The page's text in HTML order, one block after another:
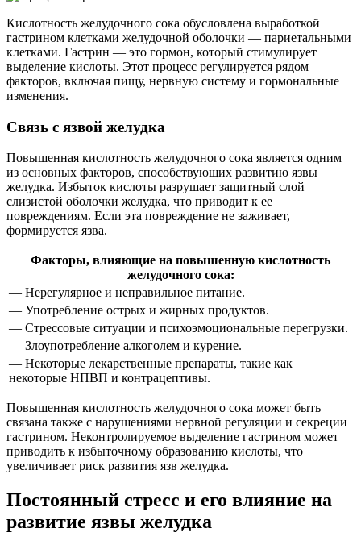
Кислотность желудочного сока обусловлена выработкой
гастрином клетками желудочной оболочки — париетальными
клетками. Гастрин — это гормон, который стимулирует
выделение кислоты. Этот процесс регулируется рядом
факторов, включая пищу, нервную систему и гормональные
изменения.
Связь с язвой желудка
Повышенная кислотность желудочного сока является одним
из основных факторов, способствующих развитию язвы
желудка. Избыток кислоты разрушает защитный слой
слизистой оболочки желудка, что приводит к ее
повреждениям. Если эта повреждение не заживает,
формируется язва.
Факторы, влияющие на повышенную кислотность
желудочного сока:
— Нерегулярное и неправильное питание.
— Употребление острых и жирных продуктов.
— Стрессовые ситуации и психоэмоциональные перегрузки.
— Злоупотребление алкоголем и курение.
— Некоторые лекарственные препараты, такие как
некоторые НПВП и контрацептивы.
Повышенная кислотность желудочного сока может быть
связана также с нарушениями нервной регуляции и секреции
гастрином. Неконтролируемое выделение гастрином может
приводить к избыточному образованию кислоты, что
увеличивает риск развития язв желудка.
Постоянный стресс и его влияние на
развитие язвы желудка